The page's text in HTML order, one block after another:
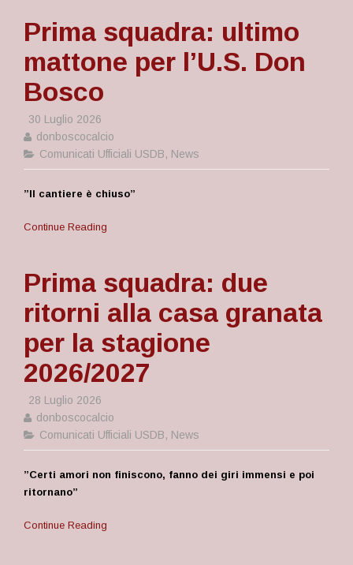
Prima squadra: ultimo
mattone per l’U.S. Don
Bosco
30 Luglio 2026
donboscocalcio
Comunicati Ufficiali USDB, News
”Il cantiere è chiuso”
Continue Reading
Prima squadra: due
ritorni alla casa granata
per la stagione
2026/2027
28 Luglio 2026
donboscocalcio
Comunicati Ufficiali USDB, News
”Certi amori non finiscono, fanno dei giri immensi e poi
ritornano”
Continue Reading